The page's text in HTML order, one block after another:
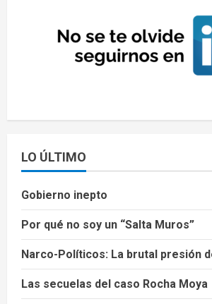
LO ÚLTIMO
Gobierno inepto
Por qué no soy un “Salta Muros”
Narco-Políticos: La brutal presión
Las secuelas del caso Rocha Moya